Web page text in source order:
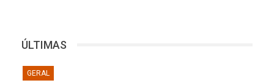
ÚLTIMAS
GERAL